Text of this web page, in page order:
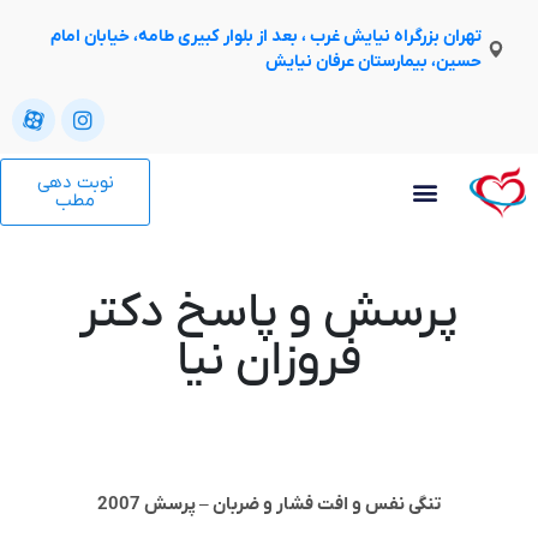
تهران بزرگراه نیایش غرب ، بعد از بلوار کبیری طامه، خیابان امام
حسین، بیمارستان عرفان نیایش
نوبت دهی
پرسش و پاسخ دکتر
فروزان نیا
تنگی نفس و افت فشار و ضربان – پرسش 2007